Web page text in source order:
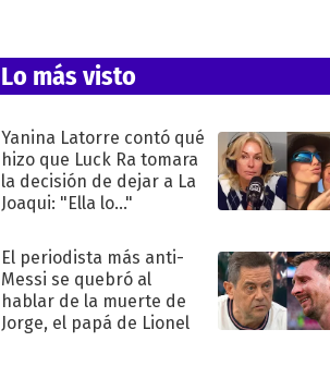
Lo más visto
Yanina Latorre contó qué
hizo que Luck Ra tomara
la decisión de dejar a La
Joaqui: "Ella lo..."
El periodista más anti-
Messi se quebró al
hablar de la muerte de
Jorge, el papá de Lionel